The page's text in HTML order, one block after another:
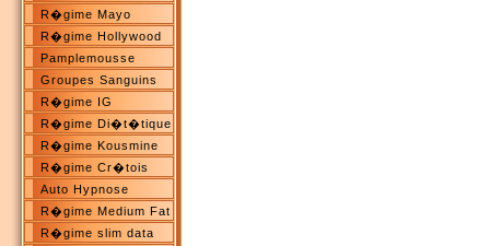
R�gime Mayo
R�gime Hollywood
Pamplemousse
Groupes Sanguins
R�gime IG
R�gime Di�t�tique
R�gime Kousmine
R�gime Cr�tois
Auto Hypnose
R�gime Medium Fat
R�gime slim data